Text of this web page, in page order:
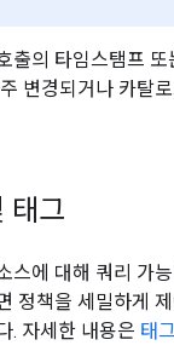
출의 타임스탬프 또
변경되거나 카탈
태그
스에 대해 쿼리 가
정책을 세밀하게
. 자세한 내용은 태